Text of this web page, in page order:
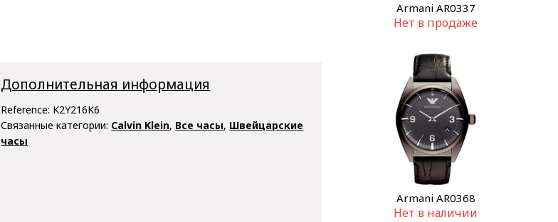
Дополнительная информация
Reference: K2Y216K6
Связанные категории: Calvin Klein, Все часы, Швейцарские
часы
Armani AR0337
Нет в продаже
Armani AR0368
Нет в наличии